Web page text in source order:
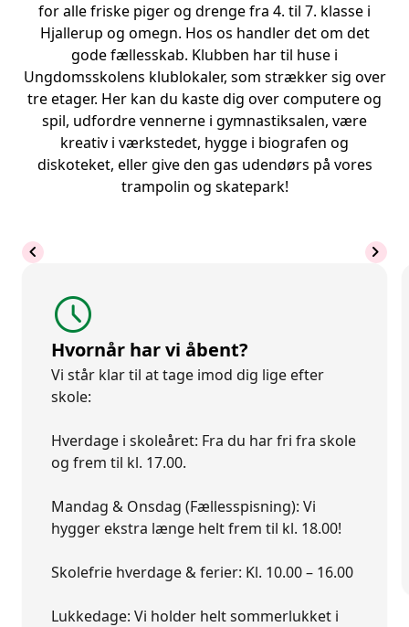
for alle friske piger og drenge fra 4. til 7. klasse i
Hjallerup og omegn. Hos os handler det om det
gode fællesskab. Klubben har til huse i
Ungdomsskolens klublokaler, som strækker sig over
tre etager. Her kan du kaste dig over computere og
spil, udfordre vennerne i gymnastiksalen, være
kreativ i værkstedet, hygge i biografen og
diskoteket, eller give den gas udendørs på vores
trampolin og skatepark!
chevron_left chevron_right
access_time
Hvornår har vi åbent?
Vi står klar til at tage imod dig lige efter
skole:
Hverdage i skoleåret: Fra du har fri fra skole
og frem til kl. 17.00.
Mandag & Onsdag (Fællesspisning): Vi
hygger ekstra længe helt frem til kl. 18.00!
Skolefrie hverdage & ferier: Kl. 10.00 – 16.00
Lukkedage: Vi holder helt sommerlukket i